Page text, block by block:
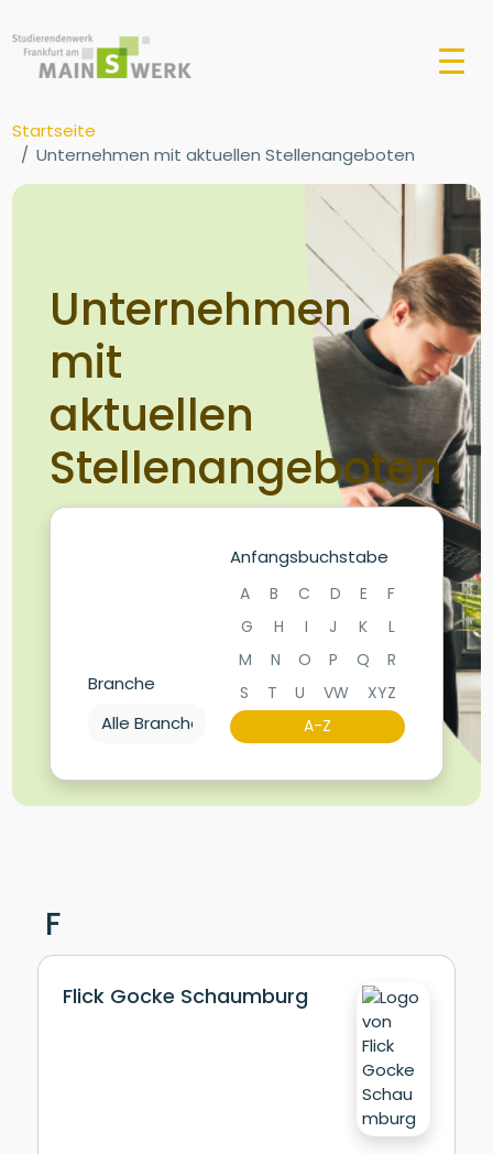
Startseite
Unternehmen mit aktuellen Stellenangeboten
Unternehmen
mit
aktuellen
Stellenangeboten
Branche
Anfangsbuchstabe
A B C D E
F
G
H I J K
L
M
N O P Q
R
S
T U VW
XYZ
A-Z
F
Flick Gocke Schaumburg